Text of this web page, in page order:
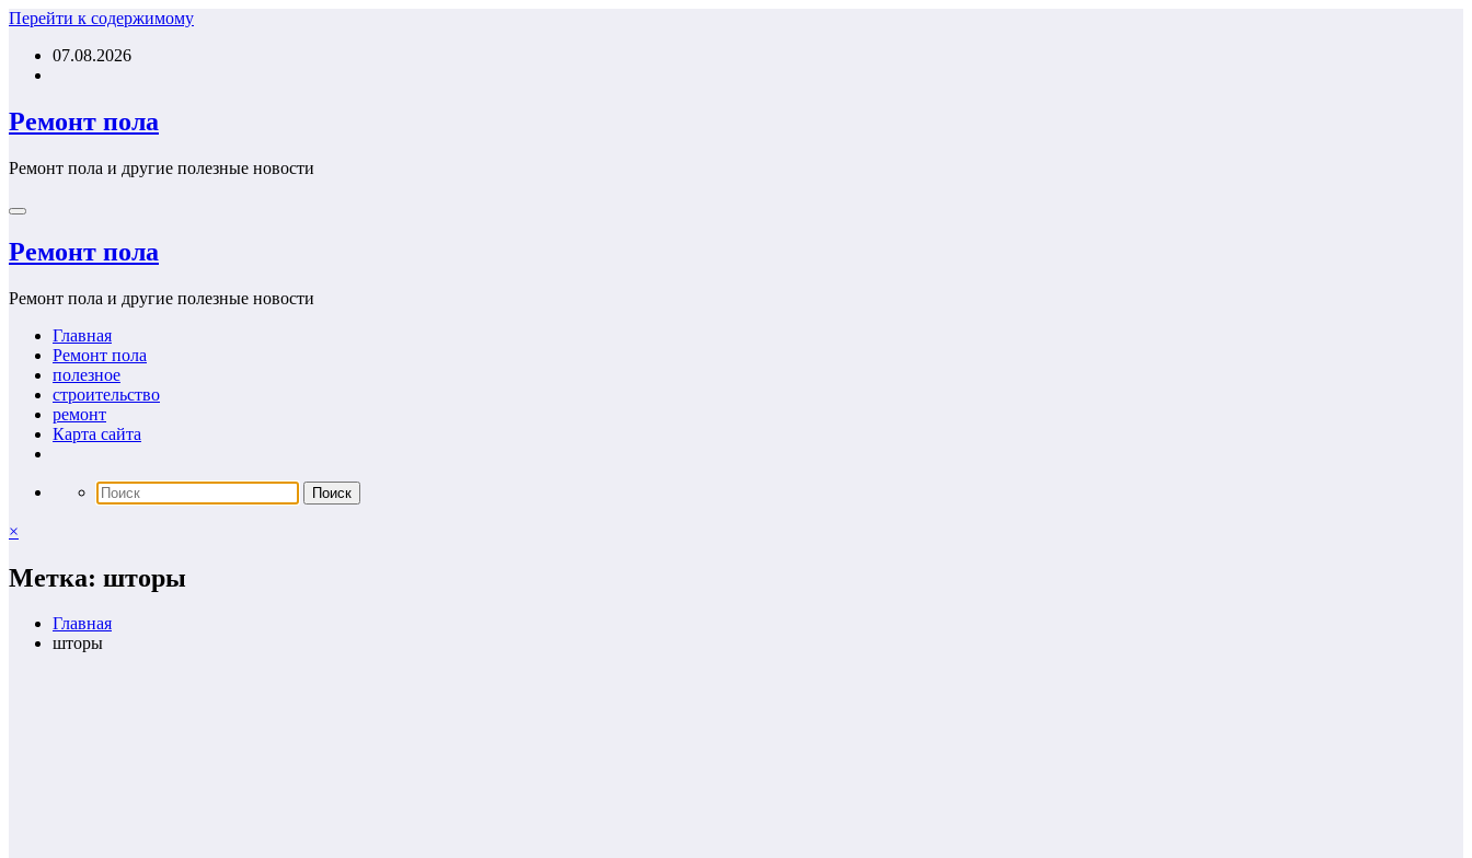
Перейти к содержимому
07.08.2026
Ремонт пола
Ремонт пола и другие полезные новости
Ремонт пола
Ремонт пола и другие полезные новости
Главная
Ремонт пола
полезное
строительство
ремонт
Карта сайта
×
Метка: шторы
Главная
шторы